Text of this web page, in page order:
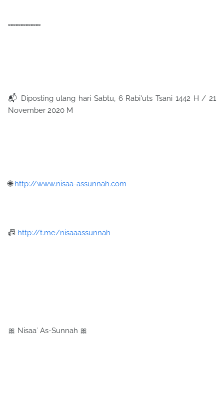
▫️▫️▫️▫️▫️▫️▫️▫️▫️▫️▫️▫️▫️
📬 Diposting ulang hari Sabtu, 6 Rabi'uts Tsani 1442 H / 21
November 2020 M
🌐http://www.nisaa-assunnah.com
📠 http://t.me/nisaaassunnah
🎀 Nisaa` As-Sunnah 🎀